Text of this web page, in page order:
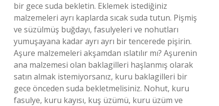
bir gece suda bekletin. Eklemek istediğiniz
malzemeleri ayrı kaplarda sıcak suda tutun. Pişmiş
ve süzülmüş buğdayı, fasulyeleri ve nohutları
yumuşayana kadar ayrı ayrı bir tencerede pişirin.
Aşure malzemeleri akşamdan ıslatılır mı? Aşurenin
ana malzemesi olan baklagilleri haşlanmış olarak
satın almak istemiyorsanız, kuru baklagilleri bir
gece önceden suda bekletmelisiniz. Nohut, kuru
fasulye, kuru kayısı, kuş üzümü, kuru üzüm ve